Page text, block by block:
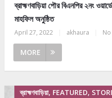
ব্রাহ্মণবাড়িয়া পৌর বিএনপির ২নং
মাহফিল অনুষ্ঠিত
April 27, 2022 akhaura
MORE
ব্রাহ্মণবাড়িয়া, FEATURED,